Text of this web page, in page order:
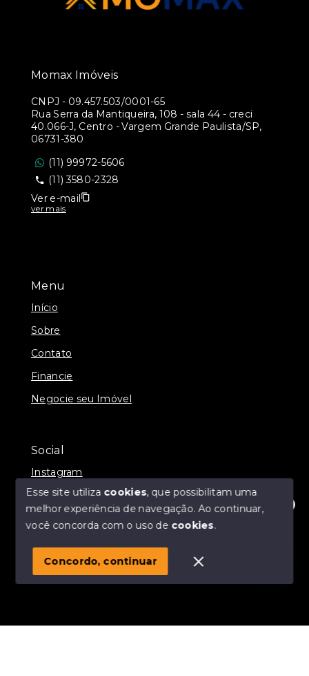
Olá! Estamos disponíveis para te ajudar.
Menu
Início
Sobre
Contato
Financie
Negocie seu Imóvel
Social
Instagram
© Copyright 2026 - Momax Imóveis - Todos os direitos
SITE PARA IMOBILIARIA
Momax Imóveis
CNPJ - 09.457.503/0001-65
Rua Serra da Mantiqueira, 108 - sala 44 - creci
40.066-J, Centro - Vargem Grande Paulista/SP,
06731-380
(11) 99972-5606
(11) 3580-2328
Ver e-mail
ver mais
Esse site utiliza cookies, que possibilitam uma
melhor experiência de navegação.Ao continuar,
você concorda com o uso de cookies.
Concordo, continuar